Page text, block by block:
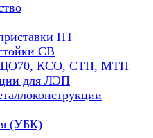
ПТ
СВ
КСО, СТП, МТП
для ЛЭП
(УБК)